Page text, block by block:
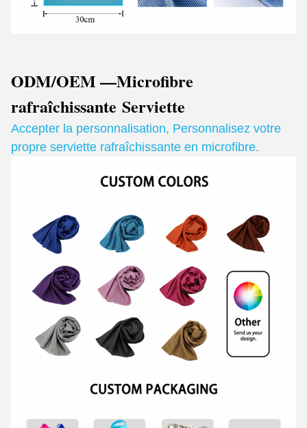
ODM/OEM —Microfibre
rafraîchissante Serviette
Accepter la personnalisation, Personnalisez votre
propre serviette rafraîchissante en microfibre.